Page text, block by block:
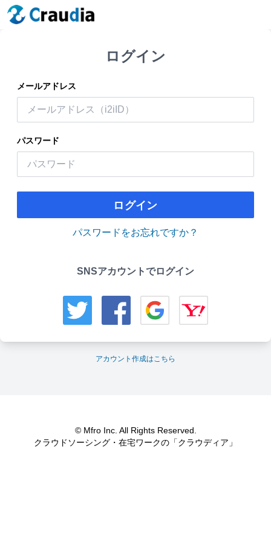
ログイン
メールアドレス
パスワード
ログイン
パスワードをお忘れですか？
SNSアカウントでログイン
アカウント作成はこちら
© Mfro Inc. All Rights Reserved.
クラウドソーシング・在宅ワークの「クラウディア」